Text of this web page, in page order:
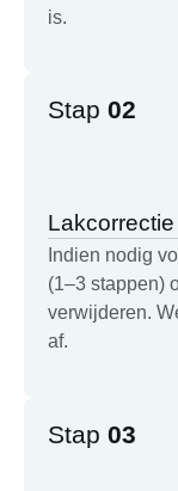
is.
Stap 02
Indien nodig
(1–3 stappen)
verwijderen.
af.
Stap 03